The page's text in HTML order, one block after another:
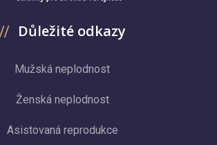
Důležité odkazy
Mužská neplodnost
Ženská neplodnost
Asistovaná reprodukce